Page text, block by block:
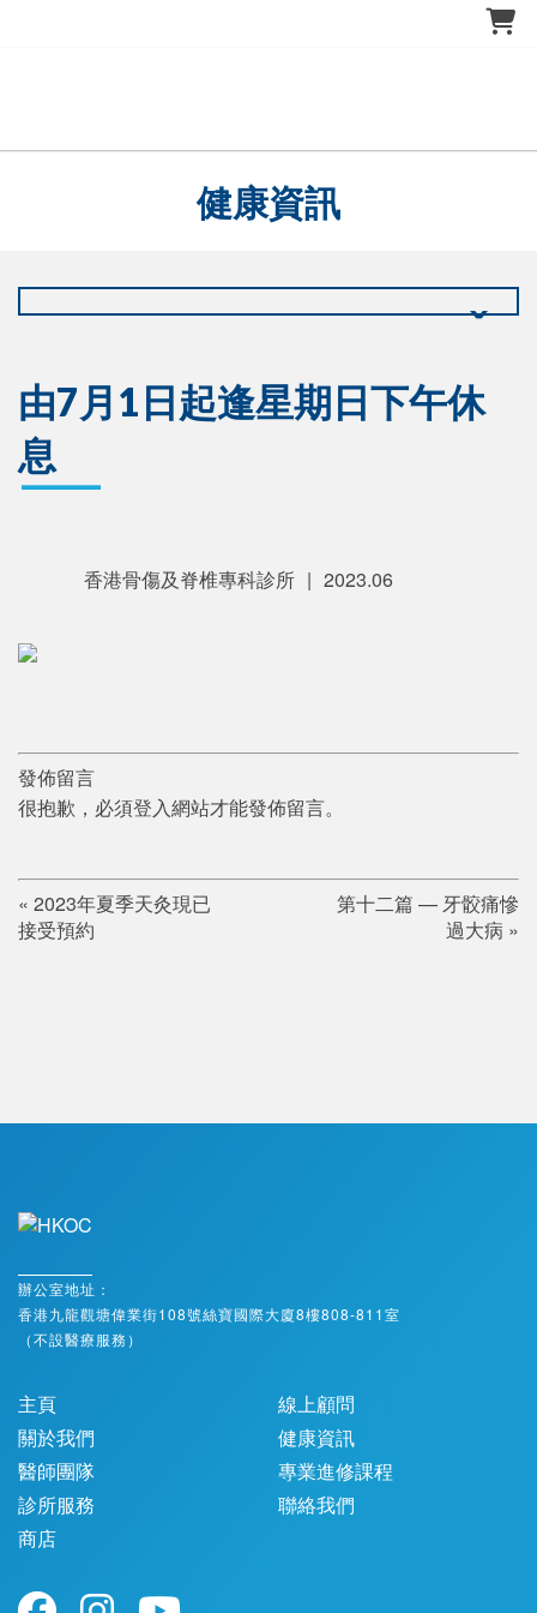
健康資訊
由7月1日起逢星期日下午休
息
香港骨傷及脊椎專科診所 | 2023.06
發佈留言
很抱歉，必須登入網站才能發佈留言。
« 2023年夏季天灸現已
接受預約
第十二篇 — 牙骹痛慘
過大病 »
辦公室地址：
香港九龍觀塘偉業街108號絲寶國際大廈8樓808-811室
（不設醫療服務）
主頁
關於我們
醫師團隊
診所服務
商店
線上顧問
健康資訊
專業進修課程
聯絡我們